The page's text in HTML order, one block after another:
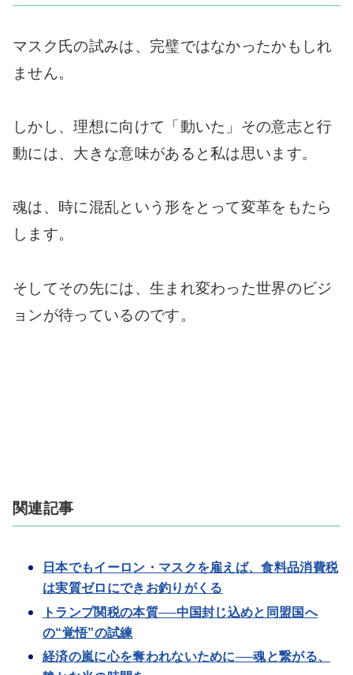
マスク氏の試みは、完璧ではなかったかもしれ
ません。
しかし、理想に向けて「動いた」その意志と行
動には、大きな意味があると私は思います。
魂は、時に混乱という形をとって変革をもたら
します。
そしてその先には、生まれ変わった世界のビジ
ョンが待っているのです。
関連記事
日本でもイーロン・マスクを雇えば、食料品消費税
は実質ゼロにできお釣りがくる
トランプ関税の本質──中国封じ込めと同盟国へ
の“覚悟”の試練
経済の嵐に心を奪われないために──魂と繋がる、